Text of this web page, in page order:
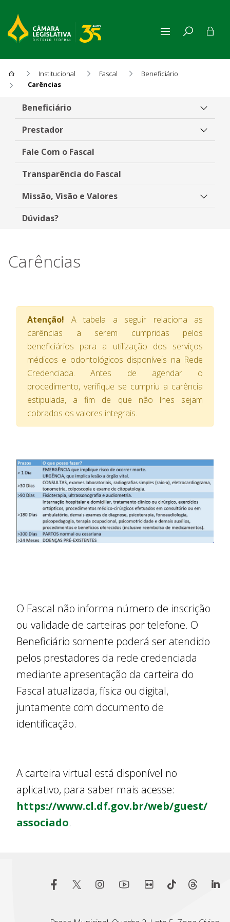
Institucional Fascal
Beneficiário
Carências
Carências
Beneficiário
Prestador
Fale Com o Fascal
Transparência do Fascal
Missão, Visão e Valores
Dúvidas?
Carências
Atenção! A tabela a seguir relaciona as
carências a serem cumpridas pelos
beneficiários para a utilização dos serviços
médicos e odontológicos disponíveis na Rede
Credenciada.Antes de agendar o
procedimento, verifique se cumpriu a carência
estipulada, a fim de que não lhes sejam
cobrados os valores integrais.
O Fascal não informa número de inscrição
ou validade de carteiras por telefone. O
Beneficiário somente poderá ser atendido
pelos prestadores da rede credenciada
mediante apresentação da carteira do
Fascal atualizada, física ou digital,
juntamente com documento de
identificação.
A carteira virtual está disponível no
aplicativo, para saber mais acesse:
https://www.cl.df.gov.br/web/guest/
associado.